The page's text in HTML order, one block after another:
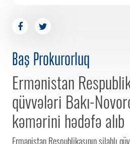
Baş Prokurorluq
Ermənistan
qüvvələri Bakı-
kəmərini hədəfə alıb
Ermənistan Respublikasının silahlı